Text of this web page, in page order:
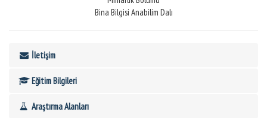
Bina Bilgisi Anabilim Dalı
İletişim
Eğitim Bilgileri
Araştırma Alanları